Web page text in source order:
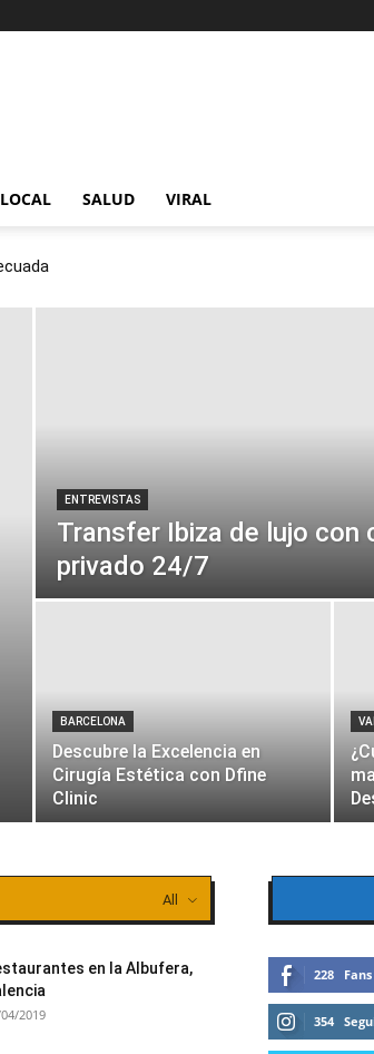
LOCAL SALUD VIRAL
ENTREVISTAS
Transfer Ibiza de lujo con
privado 24/7
BARCELONA
Descubre la Excelencia en
Cirugía Estética con Dfine
Clinic
All
en la Albufera,
2019
228 Fans
354